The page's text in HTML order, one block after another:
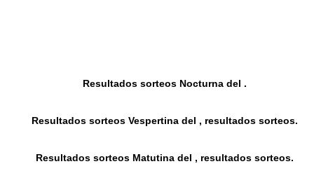
Resultados sorteos Nocturna del .
Resultados sorteos Vespertina del , resultados sorteos.
Resultados sorteos Matutina del , resultados sorteos.